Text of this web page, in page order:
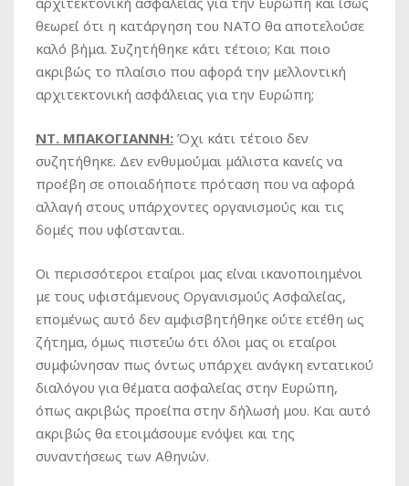
θεωρεί ότι η κατάργηση του ΝΑΤΟ θα αποτελούσε
καλό βήμα. Συζητήθηκε κάτι τέτοιο; Και ποιο
ακριβώς το πλαίσιο που αφορά την μελλοντική
αρχιτεκτονική ασφάλειας για την Ευρώπη;
ΝΤ. ΜΠΑΚΟΓΙΑΝΝΗ: Όχι κάτι τέτοιο δεν
συζητήθηκε. Δεν ενθυμούμαι μάλιστα κανείς να
προέβη σε οποιαδήποτε πρόταση που να αφορά
αλλαγή στους υπάρχοντες οργανισμούς και τις
δομές που υφίστανται.
Οι περισσότεροι εταίροι μας είναι ικανοποιημένοι
με τους υφιστάμενους Οργανισμούς Ασφαλείας,
επομένως αυτό δεν αμφισβητήθηκε ούτε ετέθη ως
ζήτημα, όμως πιστεύω ότι όλοι μας οι εταίροι
συμφώνησαν πως όντως υπάρχει ανάγκη εντατικού
διαλόγου για θέματα ασφαλείας στην Ευρώπη,
όπως ακριβώς προείπα στην δήλωσή μου. Και αυτό
ακριβώς θα ετοιμάσουμε ενόψει και της
συναντήσεως των Αθηνών.